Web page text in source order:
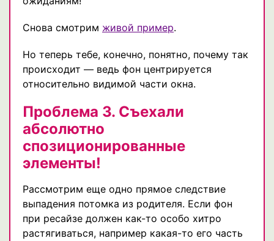
Снова смотрим живой пример.
Но теперь тебе, конечно, понятно, почему так
происходит — ведь фон центрируется
относительно видимой части окна.
Проблема 3. Съехали
абсолютно
спозиционированные
элементы!
Рассмотрим еще одно прямое следствие
выпадения потомка из родителя. Если фон
при ресайзе должен как-то особо хитро
растягиваться, например какая-то его часть